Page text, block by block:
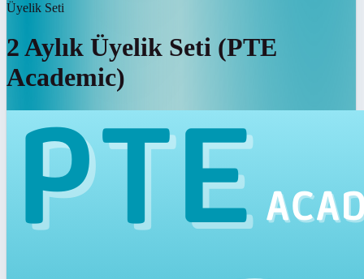
Üyelik Seti
2 Aylık Üyelik Seti (PTE
Academic)